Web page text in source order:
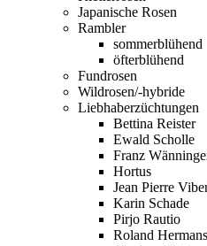
Japanische Rosen
Rambler
sommerblühend
öfterblühend
Fundrosen
Wildrosen/-hybride
Liebhaberzüchtungen
Bettina Reister
Ewald Scholle
Franz
Hortus
Jean Pierre
Karin Schade
Pirjo Rautio
Roland